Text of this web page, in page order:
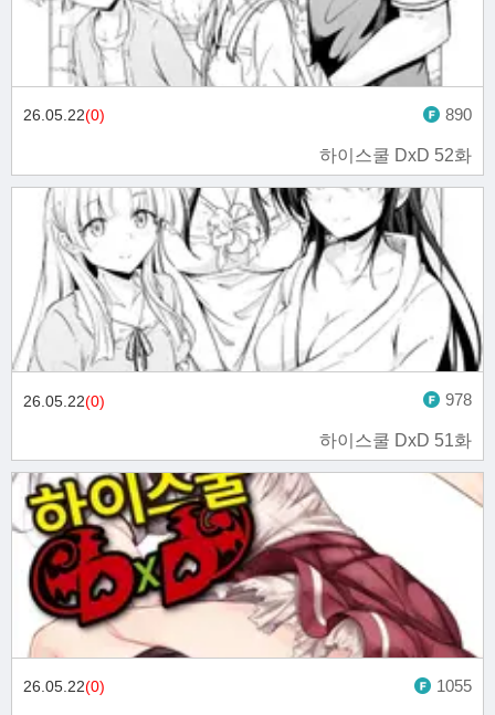
하이스쿨 DxD 52화
26.05.22(0) 890
하이스쿨 DxD 51화
26.05.22(0) 978
26.05.22(0) 1055